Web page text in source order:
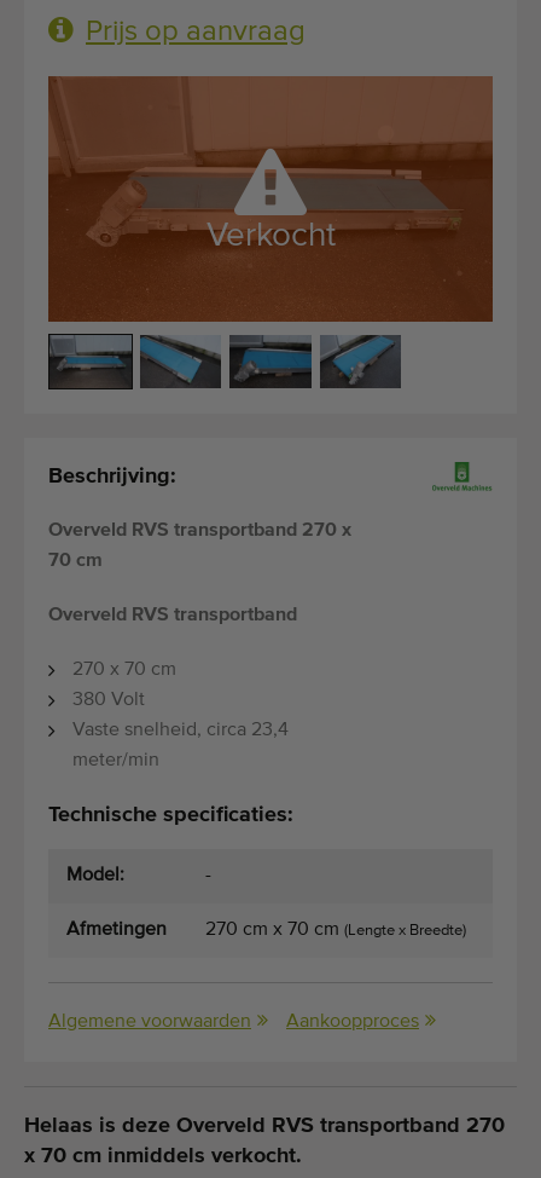
Blog
Wereldwijde levering
Sinds 1977
Prijs op aanvraag
Verkocht
Beschrijving:
Overveld RVS transportband 270 x
70 cm
Overveld RVS transportband
270 x 70 cm
380 Volt
Vaste snelheid, circa 23,4
meter/min
Technische specificaties:
Model: -
Afmetingen 270 cm x 70 cm (Lengte x Breedte)
Algemene voorwaarden Aankoopproces
Helaas is deze Overveld RVS transportband 270
x 70 cm inmiddels verkocht.